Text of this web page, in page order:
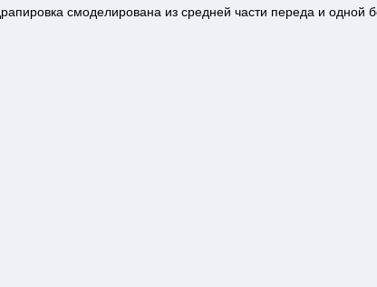
смоделирована из средней части переда и одной